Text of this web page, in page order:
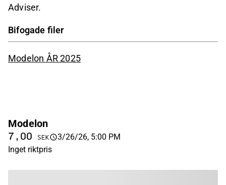
Adviser.
Bifogade filer
Modelon ÅR 2025
Modelon
7,00 SEK
3/26/26, 5:00 PM
Inget riktpris